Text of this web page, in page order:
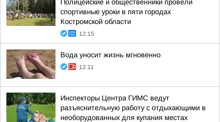
Полицейские и общественники провели
спортивные уроки в пяти городах
Костромской области
12:15
Вода уносит жизнь мгновенно
12:11
Инспекторы Центра ГИМС ведут
разъяснительную работу с отдыхающими в
необорудованных для купания местах